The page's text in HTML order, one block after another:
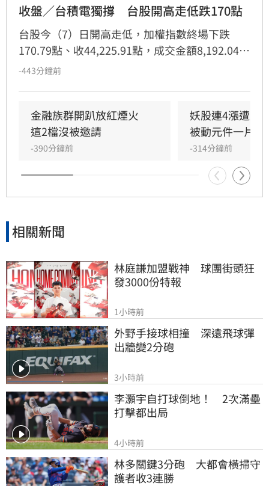
收盤／台積電獨撐　台股開高走低跌170點
台股今（7）日開高走低，加權指數終場下跌
170.79點、收44,225.91點，成交金額8,192.04億
元；櫃買指數重挫1.83%、收384.19點，成交
-443分鐘前
金融族群開趴放紅煙火
這2檔沒被邀請
-390分鐘前
妖股連4漲遭
被動元件一片綠
-314分鐘前
相關新聞
林庭謙加盟戰神　球團街頭狂
發3000份特報
1小時前
外野手接球相撞　深遠飛球彈
出牆變2分砲
3小時前
李灝宇自打球倒地！　2次滿壘
打擊都出局
4小時前
林多關鍵3分砲　大都會橫掃守
護者收3連勝